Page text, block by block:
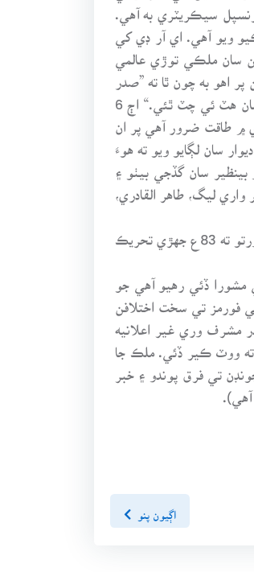
سيڪريٽري به آهي.
ويو آهي. اي آر ڊي کي
سان ملڪي توڙي عالمي
اهو به چون ٿا ته ”صدر
مشرف جا اهي صلاحڪار بينظير ۽ نواز شريف کي آئوٽ ڪرڻ لاءِ اهڙا ته فيصلا ڪرائين ٿا جيئن هو مجبور ٿي اهڙو ڪارڊ کيڏن. جنهن سان هٽ ئي چٽ ٿئي.“ اڄ 6
۾ طاقت ضرور آهي پر ان
سان لڳايو ويو ته هوءَ
سان گڏجي بيٺو ۽
ليگ، طاهر القادري،
مشورا ڏئي رهيو آهي جو
فورمز تي سخت اختلافن
مشرف وري غير اعلانيه
ته ووٽ ڪير ڏئي. ملڪ جا
عام چونڊن تي فرق پوندو ۽ خبر
اڳيون پنو